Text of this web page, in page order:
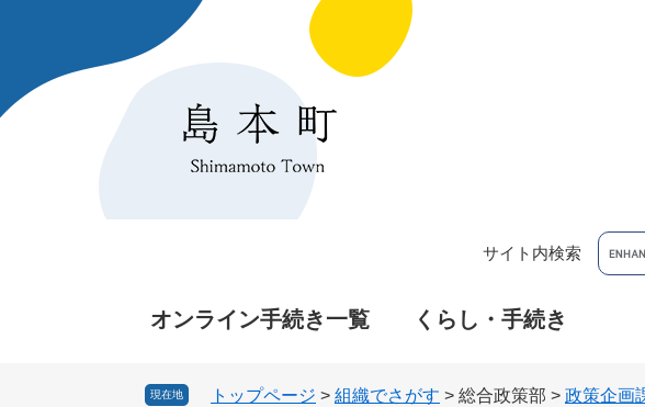
先
を
サイト内検索
オンライン手続き一覧 くらし・手続き
現在地 トップページ > 組織でさがす > 総合政策部 > 政策企画